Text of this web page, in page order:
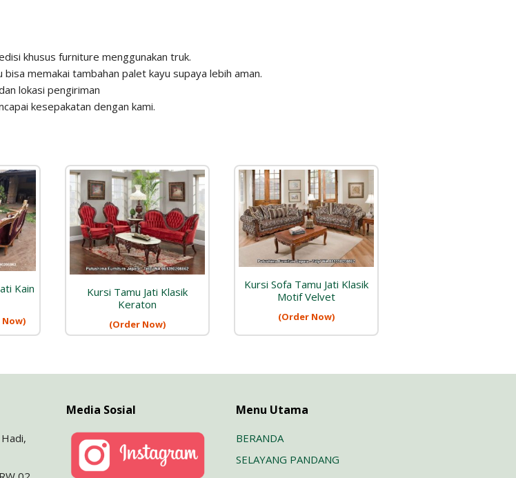
khusus furniture menggunakan truk.
memakai tambahan palet kayu supaya lebih aman.
lokasi pengiriman
kesepakatan dengan kami.
Kain
Kursi Tamu Jati Klasik
Keraton
(Order Now)
Kursi Sofa Tamu Jati Klasik
Motif Velvet
(Order Now)
Media Sosial Menu Utama
BERANDA
SELAYANG PANDANG